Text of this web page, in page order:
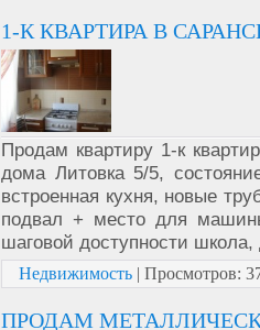
1-К КВАРТИРА В
Продам квартиру 1-к
дома Литовка 5/5,
встроенная кухня, новые
подвал + место для
шаговой доступности
Недвижимость | Просмотров:
ПРОДАМ